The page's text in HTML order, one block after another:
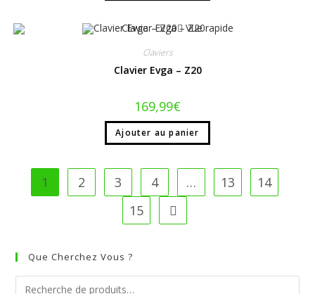
Vue rapide
Claviers
Clavier Evga – Z20
169,99€
Ajouter au panier
1 2 3 4 … 13
14
15
Que Cherchez Vous ?